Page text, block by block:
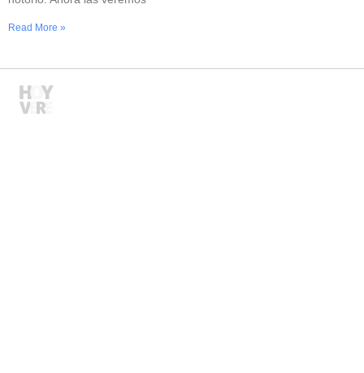
Read More »